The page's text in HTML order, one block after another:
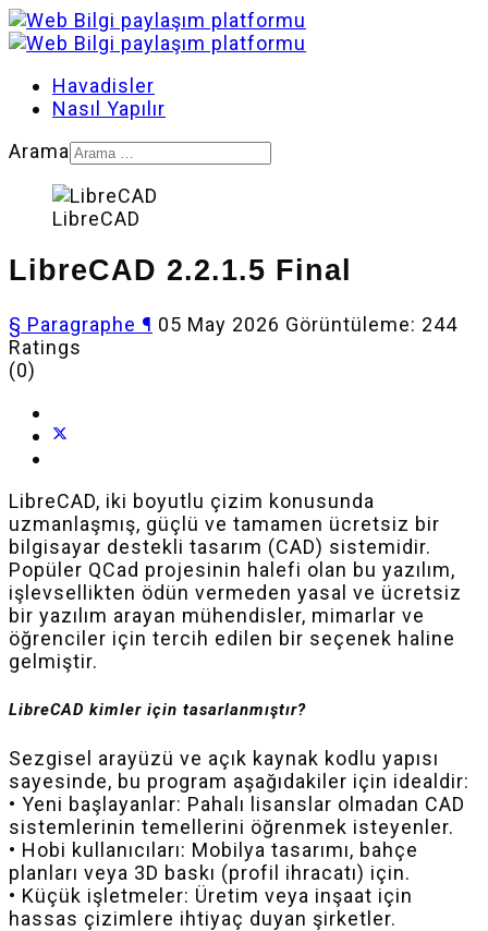
Havadisler
Nasıl Yapılır
Arama
LibreCAD
LibreCAD 2.2.1.5 Final
§ Paragraphe ¶ 05 May 2026 Görüntüleme: 244
Ratings
(0)
LibreCAD, iki boyutlu çizim konusunda
uzmanlaşmış, güçlü ve tamamen ücretsiz bir
bilgisayar destekli tasarım (CAD) sistemidir.
Popüler QCad projesinin halefi olan bu yazılım,
işlevsellikten ödün vermeden yasal ve ücretsiz
bir yazılım arayan mühendisler, mimarlar ve
öğrenciler için tercih edilen bir seçenek haline
gelmiştir.
LibreCAD kimler için tasarlanmıştır?
Sezgisel arayüzü ve açık kaynak kodlu yapısı
sayesinde, bu program aşağıdakiler için idealdir:
• Yeni başlayanlar: Pahalı lisanslar olmadan CAD
sistemlerinin temellerini öğrenmek isteyenler.
• Hobi kullanıcıları: Mobilya tasarımı, bahçe
planları veya 3D baskı (profil ihracatı) için.
• Küçük işletmeler: Üretim veya inşaat için
hassas çizimlere ihtiyaç duyan şirketler.